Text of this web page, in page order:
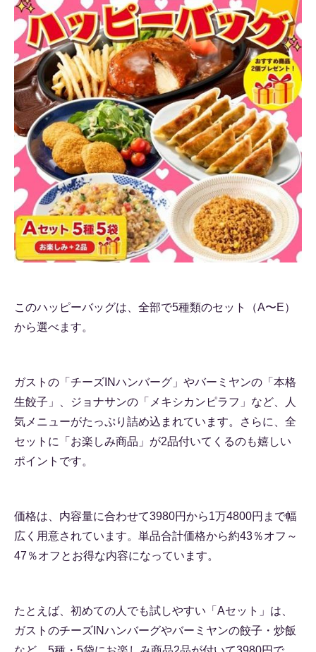
このハッピーバッグは、全部で5種類のセット（A〜E）
から選べます。
ガストの「チーズINハンバーグ」やバーミヤンの「本格
生餃子」、ジョナサンの「メキシカンピラフ」など、人
気メニューがたっぷり詰め込まれています。さらに、全
セットに「お楽しみ商品」が2品付いてくるのも嬉しい
ポイントです。
価格は、内容量に合わせて3980円から1万4800円まで幅
広く用意されています。単品合計価格から約43％オフ～
47％オフとお得な内容になっています。
たとえば、初めての人でも試しやすい「Aセット」は、
ガストのチーズINハンバーグやバーミヤンの餃子・炒飯